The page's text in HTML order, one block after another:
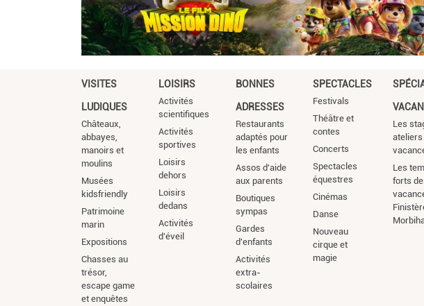
VISITES
LUDIQUES
Châteaux,
abbayes,
manoirs et
moulins
Musées
kidsfriendly
Patrimoine
marin
Expositions
Chasses au
trésor,
escape game
et enquêtes
LOISIRS
Activités
scientifiques
Activités
sportives
Loisirs
dehors
Loisirs
dedans
Activités
d'éveil
BONNES
ADRESSES
Restaurants
adaptés pour
les enfants
Assos d'aide
aux parents
Boutiques
sympas
Gardes
d'enfants
Activités
extra-
scolaires
SPECTACLES
Festivals
Théâtre et
contes
Concerts
Spectacles
équestres
Cinémas
Danse
Nouveau
cirque et
magie
Les
ateliers
Les
forts